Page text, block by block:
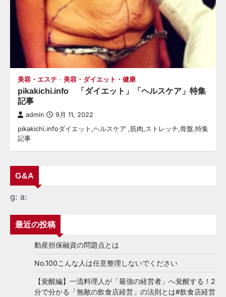
美容・エステ 美容・ダイエット・健康
pikakichi.info 「ダイエット」「ヘルスケア」特集
記事
admin 9月 11, 2022
pikakichi.infoダイエット,ヘルスケア ,筋肉,ストレッチ,骨盤,特集
記事
G&A
g: a:
最近の投稿
動産担保融資の問題点とは
No.100こんな人は任意整理しないでください
【覚醒編】一流料理人が「最強の経営者」へ覚醒する！2
分で分かる「無敵の飲食店経営」の法則とは#飲食店経営